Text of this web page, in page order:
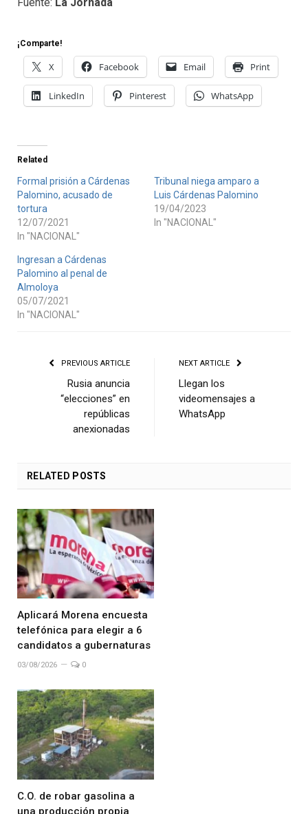
¡Comparte!
X Facebook Email Print
LinkedIn Pinterest WhatsApp
Related
Formal prisión a Cárdenas
Palomino, acusado de
tortura
12/07/2021
In "NACIONAL"
Tribunal niega amparo a
Luis Cárdenas Palomino
19/04/2023
In "NACIONAL"
Ingresan a Cárdenas
Palomino al penal de
Almoloya
05/07/2021
In "NACIONAL"
PREVIOUS ARTICLE
Rusia anuncia
“elecciones” en
repúblicas
anexionadas
NEXT ARTICLE
Llegan los
videomensajes a
WhatsApp
RELATED POSTS
Aplicará Morena encuesta
telefónica para elegir a 6
candidatos a gubernaturas
03/08/2026 0
C.O. de robar gasolina a
una producción propia